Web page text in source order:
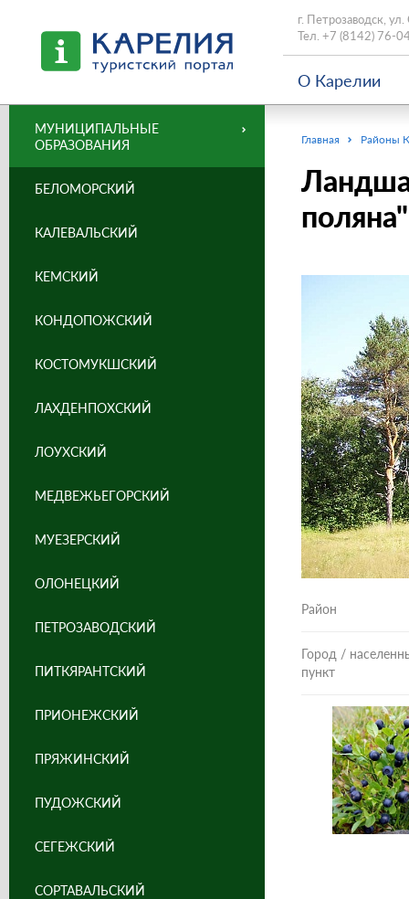
г. Петрозаводск,
Тел. +7 (8142) 76-
О Карелии
Главная Районы
поляна"
Район
Город /
пункт
МУНИЦИПАЛЬНЫЕ
ОБРАЗОВАНИЯ
БЕЛОМОРСКИЙ
КАЛЕВАЛЬСКИЙ
КЕМСКИЙ
КОНДОПОЖСКИЙ
КОСТОМУКШСКИЙ
ЛАХДЕНПОХСКИЙ
ЛОУХСКИЙ
МЕДВЕЖЬЕГОРСКИЙ
МУЕЗЕРСКИЙ
ОЛОНЕЦКИЙ
ПЕТРОЗАВОДСКИЙ
ПИТКЯРАНТСКИЙ
ПРИОНЕЖСКИЙ
ПРЯЖИНСКИЙ
ПУДОЖСКИЙ
СЕГЕЖСКИЙ
СОРТАВАЛЬСКИЙ